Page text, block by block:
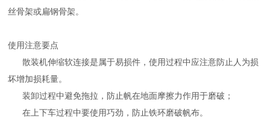
丝骨架或扁钢骨架。
使用注意要点
散装机伸缩软连接是属于易损件，使用过程中应注意防止人为损
坏增加损耗量。
装卸过程中避免拖拉，防止帆在地面摩擦力作用于磨破；
在上下车过程中要使用巧劲，防止铁环磨破帆布。